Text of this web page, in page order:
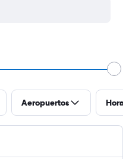
Aeropuertos